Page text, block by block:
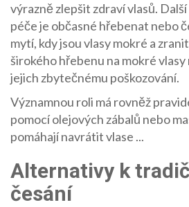
výrazně zlepšit zdraví vlasů.
péče je občasné hřebenat nebo
mytí, kdy jsou vlasy mokré a
širokého hřebenu na mokré
jejich zbytečnému poškozování.
Významnou roli má rovněž
pomocí olejových zábalů nebo
pomáhají navrátit vlase ...
Alternativy k
česání